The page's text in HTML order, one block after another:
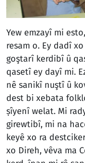
Yew emzayî mi
resam o. Ey dadî
goştarî kerdibî û
qasetî ey dayî mi.
nê sanikî nuştî û
dest bi xebata
ṣîyenî welat. Mi
girewtibî, mi na
keyê xo ra
xo Direh, vêva ma